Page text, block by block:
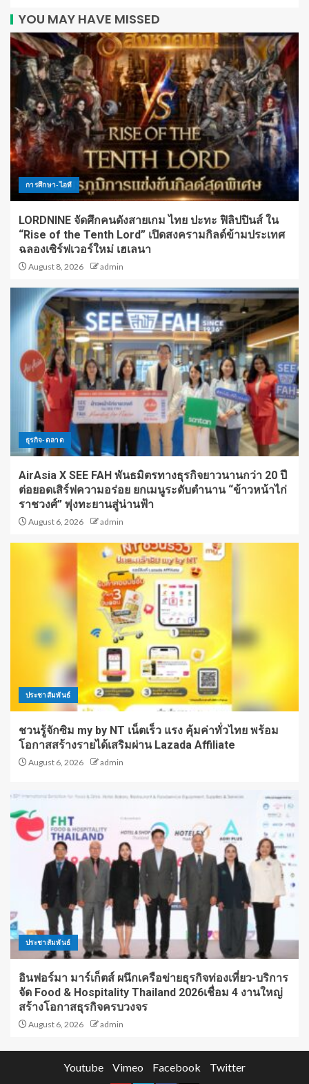
YOU MAY HAVE MISSED
การศึกษา-ไอที
LORDNINE จัดศึกคนดังสายเกม ไทย ปะทะ ฟิลิปปินส์ ใน
“Rise of the Tenth Lord” เปิดสงครามกิลด์ข้ามประเทศ
ฉลองเซิร์ฟเวอร์ใหม่ เฮเลนา
August 8, 2026 admin
ธุรกิจ-ตลาด
AirAsia X SEE FAH พันธมิตรทางธุรกิจยาวนานกว่า 20 ปี
ต่อยอดเสิร์ฟความอร่อย ยกเมนูระดับตำนาน “ข้าวหน้าไก่
ราชวงศ์” พุ่งทะยานสู่น่านฟ้า
August 6, 2026 admin
ประชาสัมพันธ์
ชวนรู้จักซิม my by NT เน็ตเร็ว แรง คุ้มค่าทั่วไทย พร้อม
โอกาสสร้างรายได้เสริมผ่าน Lazada Affiliate
August 6, 2026 admin
ประชาสัมพันธ์
อินฟอร์มา มาร์เก็ตส์ ผนึกเครือข่ายธุรกิจท่องเที่ยว-บริการ
จัด Food & Hospitality Thailand 2026เชื่อม 4 งานใหญ่
สร้างโอกาสธุรกิจครบวงจร
August 6, 2026 admin
Youtube Vimeo Facebook Twitter